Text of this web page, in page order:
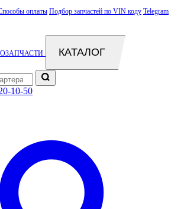
оплаты Подбор запчастей по VIN коду Telegram
КАТАЛОГ
10-50